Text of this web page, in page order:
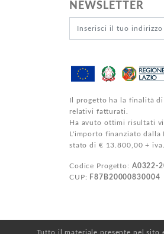
NEWSLETTER
Il progetto ha la finalità
relativi fatturati.
Ha avuto ottimi risultati
L'importo finanziato dalla
stato di € 13.800,00 + iva.
Codice Progetto: A0322-
CUP: F87B20000830004
Tutto il materiale presente nel